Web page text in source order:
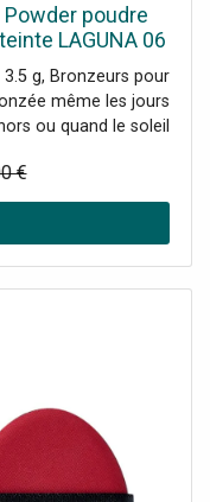
Powder poudre
LAGUNA 06
3.5 g, Bronzeurs pour
même les jours
ou quand le soleil
à imiter en un
le confort de votre
créer facilement
ce produit bronzant
merveilleusement
Le produit :
donne au visage
sur la peau produit
Mode d’emploi :
les paumelles, sur la
côté du nez
le contour.
€